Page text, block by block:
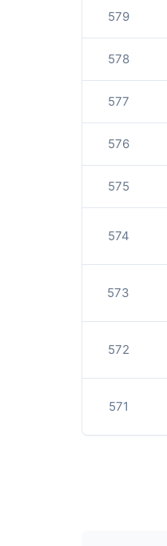
579
578
577
576
575
574
573
572
571